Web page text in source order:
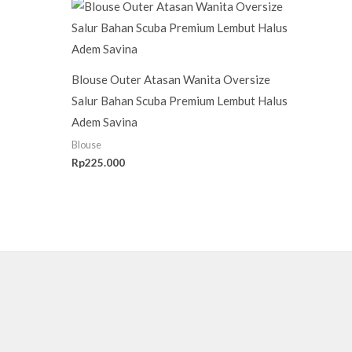
Blouse Outer Atasan Wanita Oversize
Salur Bahan Scuba Premium Lembut Halus
Adem Savina
Blouse
Rp225.000